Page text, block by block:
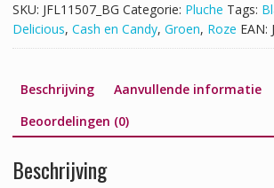
SKU: JFL11507_BG Categorie: Pluche Tags:
Delicious, Cash en Candy, Groen, Roze EAN:
Beschrijving
Aanvullende informatie
Beoordelingen (0)
Beschrijving